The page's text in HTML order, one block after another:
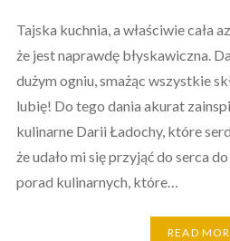
Tajska kuchnia, a właściwie cała
że jest naprawdę błyskawiczna.
dużym ogniu, smażąc wszystkie
lubię! Do tego dania akurat
kulinarne Darii Ładochy, które
że udało mi się przyjąć do serca
porad kulinarnych, które…
READ